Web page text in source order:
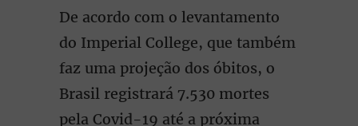
De acordo com o levantamento
do Imperial College, que também
faz uma projeção dos óbitos, o
Brasil registrará 7.530 mortes
pela Covid-19 até a próxima